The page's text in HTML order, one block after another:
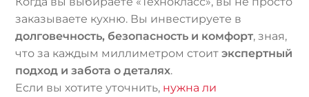
заказываете кухню. Вы инвестируете в
долговечность, безопасность и комфорт, зная,
что за каждым миллиметром стоитэкспертный
подход и забота о деталях.
Если вы хотите уточнить, нужна ли